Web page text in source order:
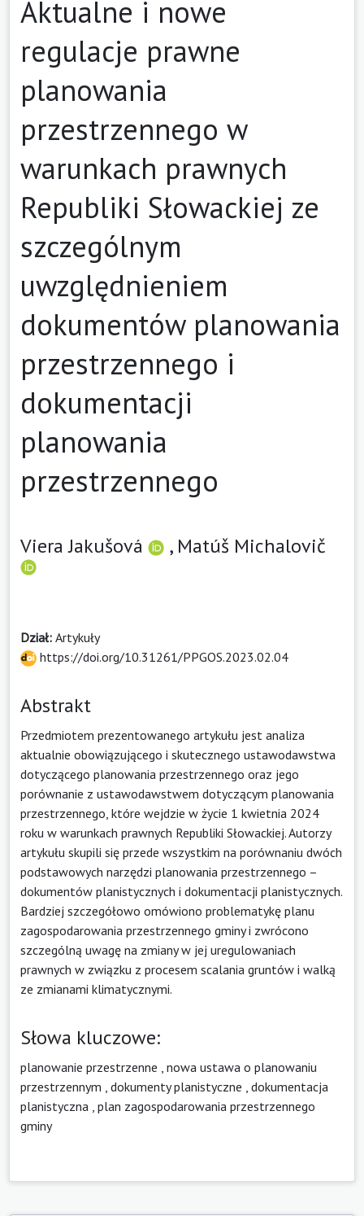
Aktualne i nowe
regulacje prawne
planowania
przestrzennego w
warunkach prawnych
Republiki Słowackiej ze
szczególnym
uwzględnieniem
dokumentów planowania
przestrzennego i
dokumentacji
planowania
przestrzennego
Viera Jakušová , Matúš Michalovič
Dział: Artykuły
https://doi.org/10.31261/PPGOS.2023.02.04
Abstrakt
Przedmiotem prezentowanego artykułu jest analiza
aktualnie obowiązującego i skutecznego ustawodawstwa
dotyczącego planowania przestrzennego oraz jego
porównanie z ustawodawstwem dotyczącym planowania
przestrzennego, które wejdzie w życie 1 kwietnia 2024
roku w warunkach prawnych Republiki Słowackiej. Autorzy
artykułu skupili się przede wszystkim na porównaniu dwóch
podstawowych narzędzi planowania przestrzennego –
dokumentów planistycznych i dokumentacji planistycznych.
Bardziej szczegółowo omówiono problematykę planu
zagospodarowania przestrzennego gminy i zwrócono
szczególną uwagę na zmiany w jej uregulowaniach
prawnych w związku z procesem scalania gruntów i walką
ze zmianami klimatycznymi.
Słowa kluczowe:
planowanie przestrzenne nowa ustawa o planowaniu
przestrzennym dokumenty planistyczne dokumentacja
planistyczna plan zagospodarowania przestrzennego
gminy